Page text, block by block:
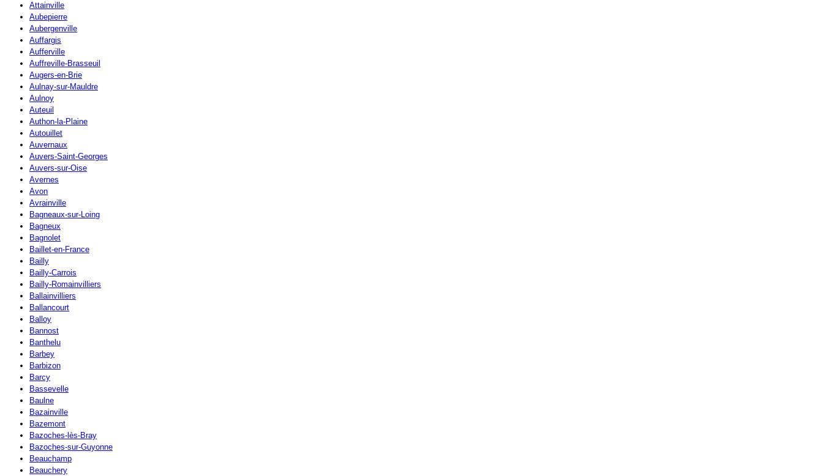
Attainville
Aubepierre
Aubergenville
Auffargis
Aufferville
Auffreville-Brasseuil
Augers-en-Brie
Aulnay-sur-Mauldre
Aulnoy
Auteuil
Authon-la-Plaine
Autouillet
Auvernaux
Auvers-Saint-Georges
Auvers-sur-Oise
Avernes
Avon
Avrainville
Bagneaux-sur-Loing
Bagneux
Bagnolet
Baillet-en-France
Bailly
Bailly-Carrois
Bailly-Romainvilliers
Ballainvilliers
Ballancourt
Balloy
Bannost
Banthelu
Barbey
Barbizon
Barcy
Bassevelle
Baulne
Bazainville
Bazemont
Bazoches-lès-Bray
Bazoches-sur-Guyonne
Beauchamp
Beauchery